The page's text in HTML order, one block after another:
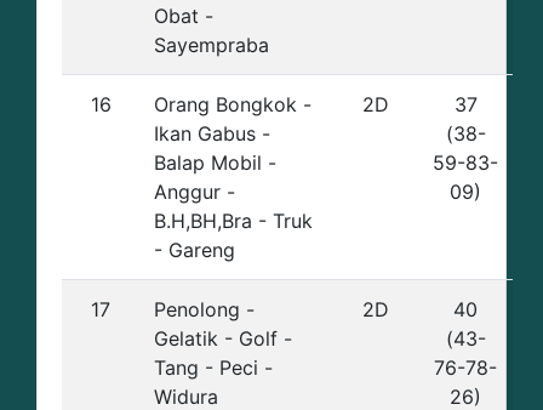
Obat -
Sayempraba
16
Orang Bongkok -
Ikan Gabus -
Balap Mobil -
Anggur -
B.H,BH,Bra - Truk
- Gareng
2D
37
(38-
59-83-
09)
17
Penolong -
Gelatik - Golf -
Tang - Peci -
Widura
2D
40
(43-
76-78-
26)